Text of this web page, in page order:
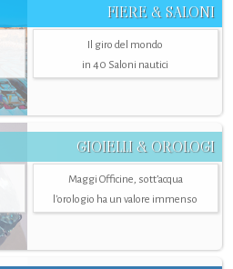
FIERE & SALONI
Il giro del mondo
in 40 Saloni nautici
GIOIELLI & OROLOGI
Maggi Officine, sott’acqua
l'orologio ha un valore immenso